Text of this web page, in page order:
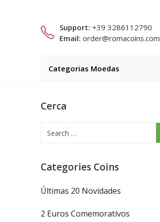
Support: +39 3286112790
Email: order@romacoins.com
Categorias Moedas
Cerca
Categories Coins
Últimas 20 Novidades
2 Euros Comemorativos